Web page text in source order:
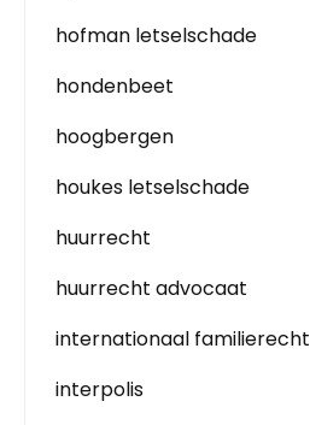
hofman letselschade
hondenbeet
hoogbergen
houkes letselschade
huurrecht
huurrecht advocaat
internationaal familierecht
interpolis